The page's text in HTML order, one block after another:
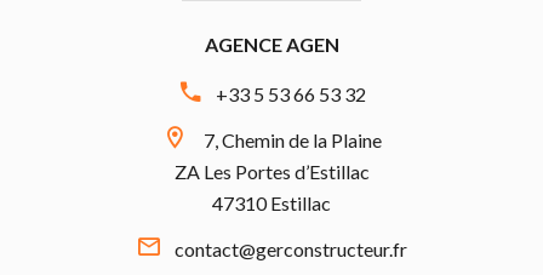
AGENCE AGEN
+33 5 53 66 53 32
7, Chemin de la Plaine
ZA Les Portes d’Estillac
47310 Estillac
contact@gerconstructeur.fr